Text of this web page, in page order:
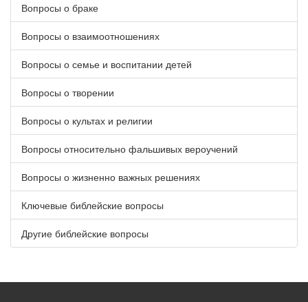
Вопросы о браке
Вопросы о взаимоотношениях
Вопросы о семье и воспитании детей
Вопросы о творении
Вопросы о культах и религии
Вопросы относительно фальшивых вероучений
Вопросы о жизненно важных решениях
Ключевые библейские вопросы
Другие библейские вопросы